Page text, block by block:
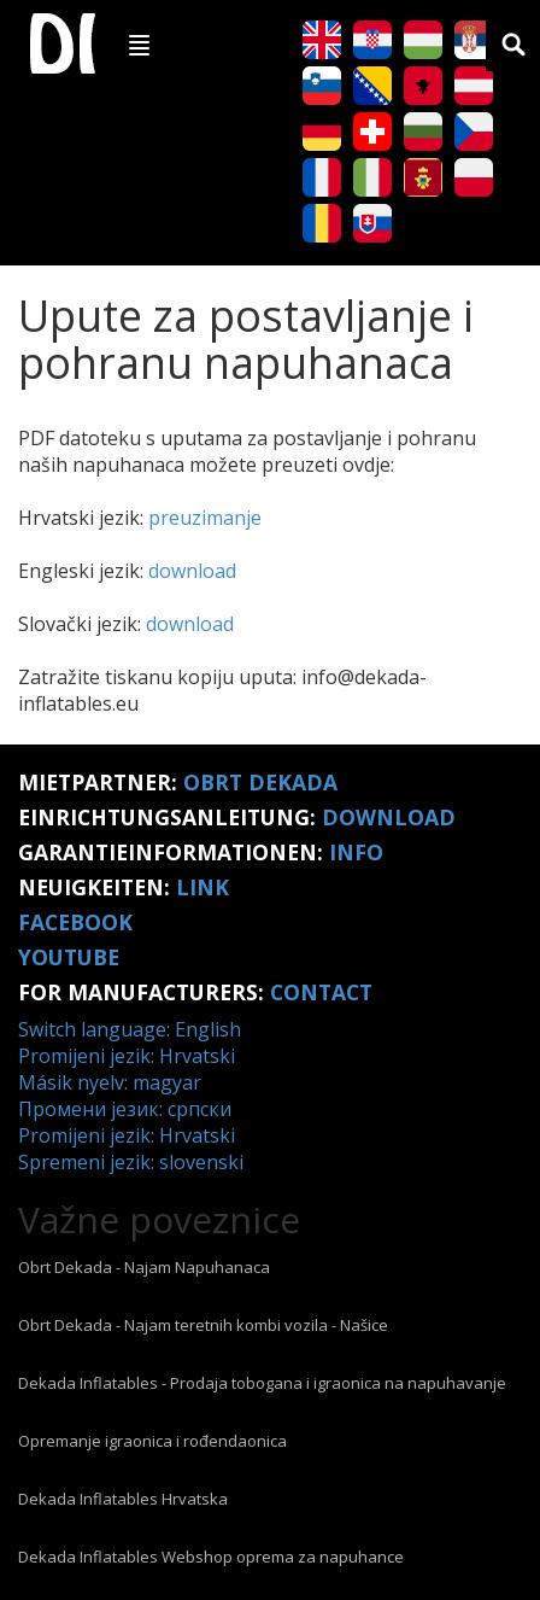
Upute za postavljanje i
pohranu napuhanaca
PDF datoteku s uputama za postavljanje i pohranu
naših napuhanaca možete preuzeti ovdje:
Hrvatski jezik: preuzimanje
Engleski jezik: download
Slovački jezik: download
Zatražite tiskanu kopiju uputa: info@dekada-
inflatables.eu
MIETPARTNER: OBRT DEKADA
EINRICHTUNGSANLEITUNG: DOWNLOAD
GARANTIEINFORMATIONEN: INFO
NEUIGKEITEN: LINK
FACEBOOK
YOUTUBE
FOR MANUFACTURERS: CONTACT
Switch language: English
Promijeni jezik: Hrvatski
Másik nyelv: magyar
Промени језик: српски
Promijeni jezik: Hrvatski
Spremeni jezik: slovenski
Važne poveznice
Obrt Dekada - Najam Napuhanaca
Obrt Dekada - Najam teretnih kombi vozila - Našice
Dekada Inflatables - Prodaja tobogana i igraonica na napuhavanje
Opremanje igraonica i rođendaonica
Dekada Inflatables Hrvatska
Dekada Inflatables Webshop oprema za napuhance